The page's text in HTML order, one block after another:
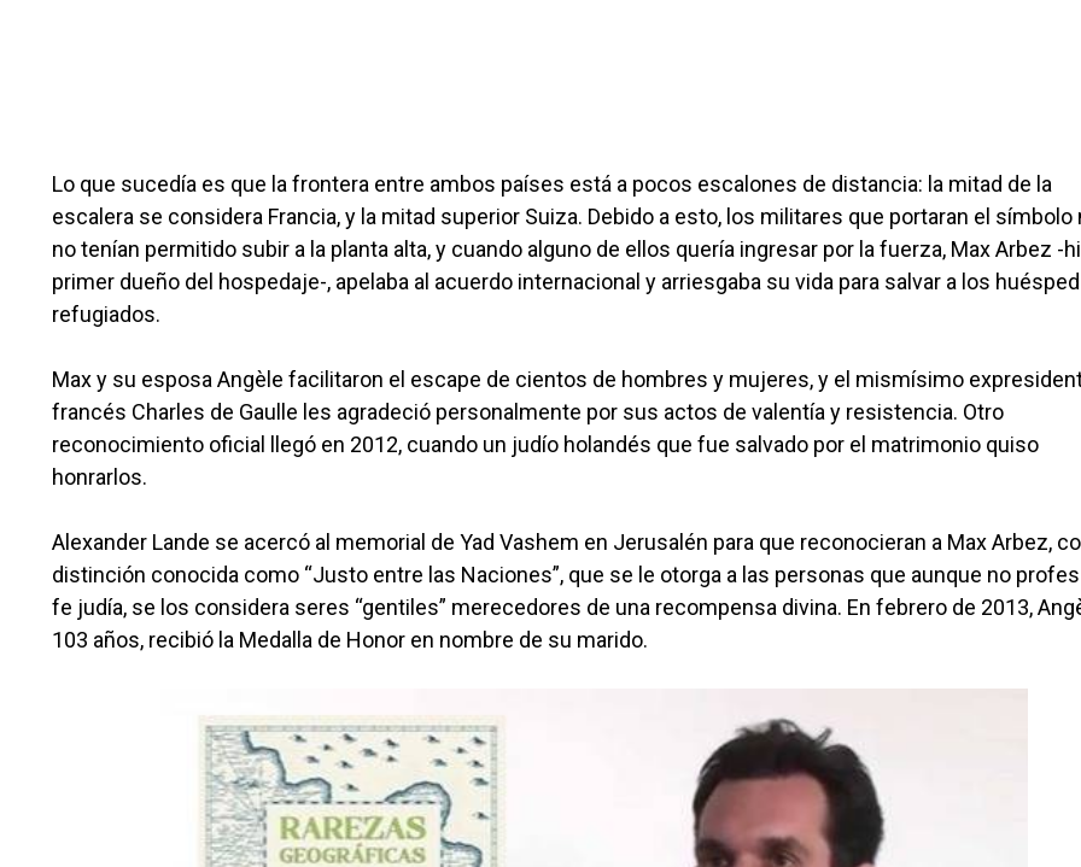
Lo que sucedía es que la frontera entre ambos países está a pocos escalones de distancia: la mitad de la
escalera se considera Francia, y la mitad superior Suiza. Debido a esto, los militares que portaran el símbolo
no tenían permitido subir a la planta alta, y cuando alguno de ellos quería ingresar por la fuerza, Max Arbez -
primer dueño del hospedaje-, apelaba al acuerdo internacional y arriesgaba su vida para salvar a los
refugiados.
Max y su esposa Angèle facilitaron el escape de cientos de hombres y mujeres, y el mismísimo
francés Charles de Gaulle les agradeció personalmente por sus actos de valentía y resistencia. Otro
reconocimiento oficial llegó en 2012, cuando un judío holandés que fue salvado por el matrimonio quiso
honrarlos.
Alexander Lande se acercó al memorial de Yad Vashem en Jerusalén para que reconocieran a Max Arbez,
distinción conocida como “Justo entre las Naciones”, que se le otorga a las personas que aunque no
fe judía, se los considera seres “gentiles” merecedores de una recompensa divina. En febrero de 2013,
103 años, recibió la Medalla de Honor en nombre de su marido.